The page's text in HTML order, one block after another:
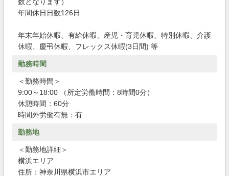
年間休日日数126日
年末年始休暇、有給休暇、産児・育児休暇、特別休暇、介護
休暇、慶弔休暇、フレックス休暇(3日間) 等
勤務時間
＜勤務時間＞
9:00～18:00 （所定労働時間：8時間0分）
休憩時間：60分
時間外労働有無：有
勤務地
＜勤務地詳細＞
横浜エリア
住所：神奈川県横浜市エリア